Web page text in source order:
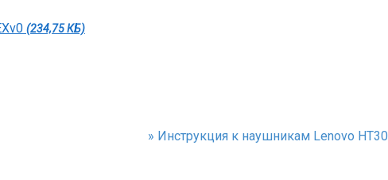
(234,75 КБ)
» Инструкция к наушникам Lenovo HT30